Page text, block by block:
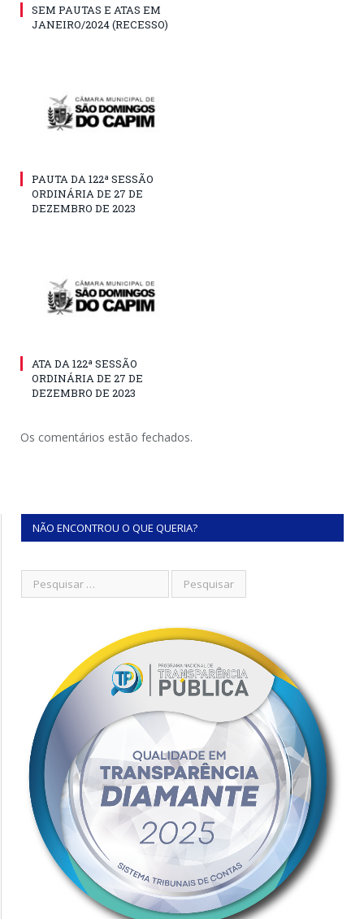
SEM PAUTAS E ATAS EM
JANEIRO/2024 (RECESSO)
PAUTA DA 122ª SESSÃO
ORDINÁRIA DE 27 DE
DEZEMBRO DE 2023
ATA DA 122ª SESSÃO
ORDINÁRIA DE 27 DE
DEZEMBRO DE 2023
Os comentários estão fechados.
NÃO ENCONTROU O QUE QUERIA?